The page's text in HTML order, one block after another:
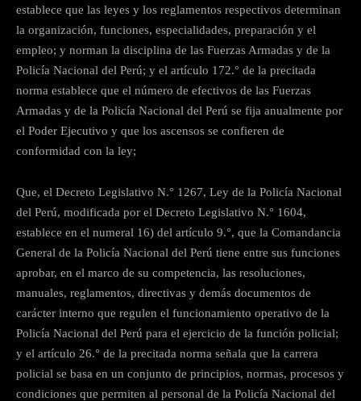
establece que las leyes y los reglamentos respectivos determinan
la organización, funciones, especialidades, preparación y el
empleo; y norman la disciplina de las Fuerzas Armadas y de la
Policía Nacional del Perú; y el artículo 172.° de la precitada
norma establece que el número de efectivos de las Fuerzas
Armadas y de la Policía Nacional del Perú se fija anualmente por
el Poder Ejecutivo y que los ascensos se confieren de
conformidad con la ley;
Que, el Decreto Legislativo N.° 1267, Ley de la Policía Nacional
del Perú, modificada por el Decreto Legislativo N.° 1604,
establece en el numeral 16) del artículo 9.°, que la Comandancia
General de la Policía Nacional del Perú tiene entre sus funciones
aprobar, en el marco de su competencia, las resoluciones,
manuales, reglamentos, directivas y demás documentos de
carácter interno que regulen el funcionamiento operativo de la
Policía Nacional del Perú para el ejercicio de la función policial;
y el artículo 26.° de la precitada norma señala que la carrera
policial se basa en un conjunto de principios, normas, procesos y
condiciones que permiten al personal de la Policía Nacional del